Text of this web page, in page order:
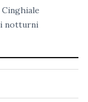
notturni